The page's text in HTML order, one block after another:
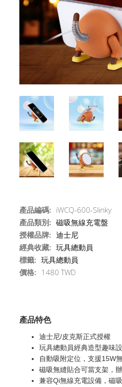
產品編碼: iWCQ-600-Slinky
產品類別: 磁吸無線充電盤
授權品牌: 迪士尼
經典收藏: 玩具總動員
標籤: 玩具總動員
價格: 1480 TWD
產品特色
迪士尼/皮克斯正式授權
玩具總動員經典造型趣味
自動吸附定位，支援15W
磁吸無縫貼合可當支架，
兼容Qi無線充電設備，磁